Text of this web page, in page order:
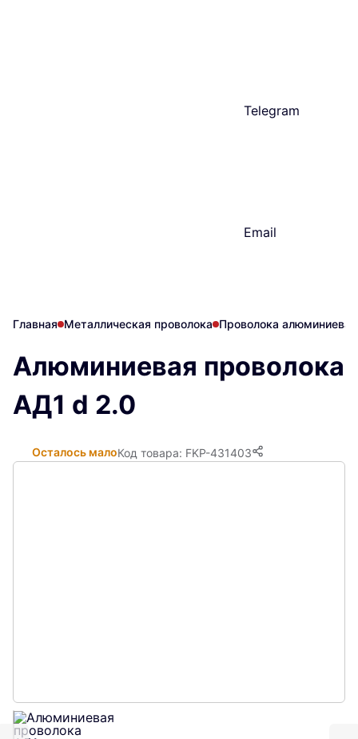
Telegram
Email
Главная Металлическая проволока Проволока алюминиевая
Алюминиевая проволока
АД1 d 2.0
Осталось малоКод товара: FKP-431403